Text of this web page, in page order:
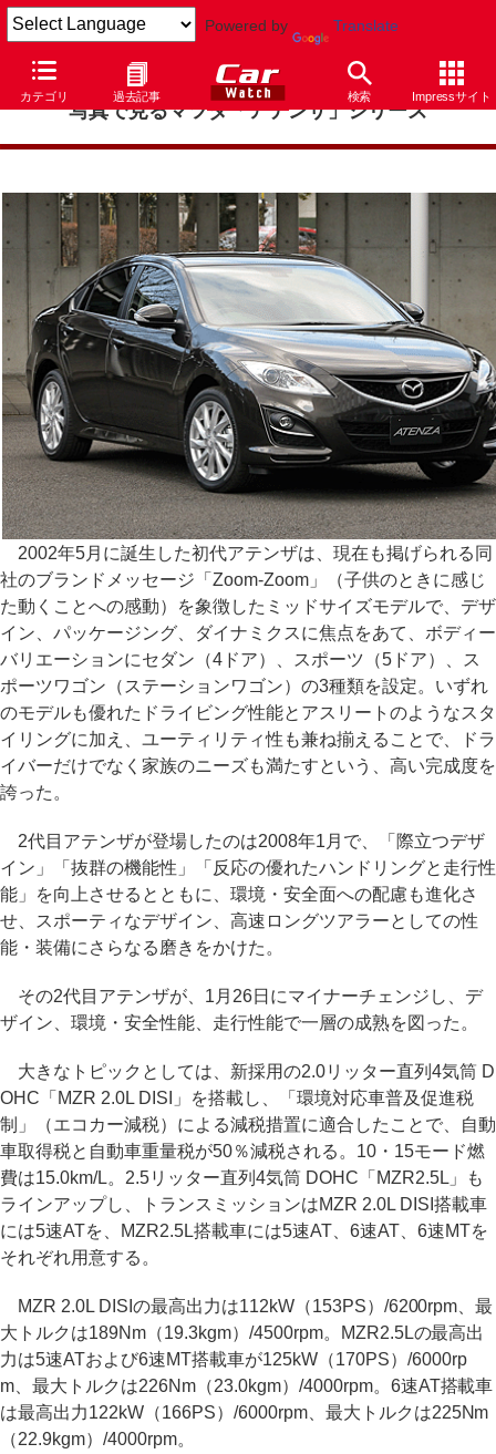
Powered by Translate
カテゴリ 過去記事 検索 Impressサイト
写真で見るマツダ「アテンザ」シリーズ
2002年5月に誕生した初代アテンザは、現在も掲げられる同
社のブランドメッセージ「Zoom-Zoom」（子供のときに感じ
た動くことへの感動）を象徴したミッドサイズモデルで、デザ
イン、パッケージング、ダイナミクスに焦点をあて、ボディー
バリエーションにセダン（4ドア）、スポーツ（5ドア）、ス
ポーツワゴン（ステーションワゴン）の3種類を設定。いずれ
のモデルも優れたドライビング性能とアスリートのようなスタ
イリングに加え、ユーティリティ性も兼ね揃えることで、ドラ
イバーだけでなく家族のニーズも満たすという、高い完成度を
誇った。
2代目アテンザが登場したのは2008年1月で、「際立つデザ
イン」「抜群の機能性」「反応の優れたハンドリングと走行性
能」を向上させるとともに、環境・安全面への配慮も進化さ
せ、スポーティなデザイン、高速ロングツアラーとしての性
能・装備にさらなる磨きをかけた。
その2代目アテンザが、1月26日にマイナーチェンジし、デ
ザイン、環境・安全性能、走行性能で一層の成熟を図った。
大きなトピックとしては、新採用の2.0リッター直列4気筒 D
OHC「MZR 2.0L DISI」を搭載し、「環境対応車普及促進税
制」（エコカー減税）による減税措置に適合したことで、自動
車取得税と自動車重量税が50％減税される。10・15モード燃
費は15.0km/L。2.5リッター直列4気筒 DOHC「MZR2.5L」も
ラインアップし、トランスミッションはMZR 2.0L DISI搭載車
には5速ATを、MZR2.5L搭載車には5速AT、6速AT、6速MTを
それぞれ用意する。
MZR 2.0L DISIの最高出力は112kW（153PS）/6200rpm、最
大トルクは189Nm（19.3kgm）/4500rpm。MZR2.5Lの最高出
力は5速ATおよび6速MT搭載車が125kW（170PS）/6000rp
m、最大トルクは226Nm（23.0kgm）/4000rpm。6速AT搭載車
は最高出力122kW（166PS）/6000rpm、最大トルクは225Nm
（22.9kgm）/4000rpm。